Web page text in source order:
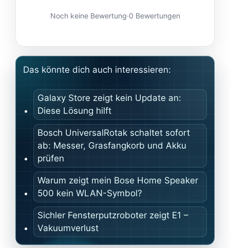
Noch keine Bewertung·0 Bewertungen
Das könnte dich auch interessieren:
Galaxy Store zeigt kein Update an:
Diese Lösung hilft
Bosch UniversalRotak schaltet sofort
ab: Messer, Grasfangkorb und Akku
prüfen
Warum zeigt mein Bose Home Speaker
500 kein WLAN-Symbol?
Sichler Fensterputzroboter zeigt E1 –
Vakuumverlust